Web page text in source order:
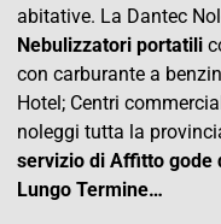
abitative. La Dantec
Nebulizzatori portatili
con carburante a
Hotel; Centri
noleggi tutta la
servizio di Affitto gode
Lungo Termine…